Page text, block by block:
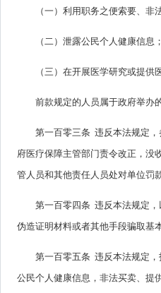
（一）利用职务之便索要、非
（二）泄露公民个人健康信息；
（三）在开展医学研究或提
前款规定的人员属于政府举办
第一百零三条 违反本法规定
府医疗保障主管部门责令改正，没
管人员和其他责任人员处对单位罚
第一百零四条 违反本法规定
伪造证明材料或者其他手段骗取基
第一百零五条 违反本法规定
公民个人健康信息，非法买卖、提